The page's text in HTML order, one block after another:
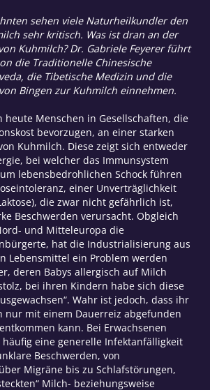
sehen viele Naturheilkundler den
sehr kritisch. Was ist dran an der
Kuhmilch? Dr. Gabriele Feyerer führt
die Traditionelle Chinesische
die Tibetische Medizin und die
Bingen zur Kuhmilch einnehmen.
heute Menschen in Gesellschaften, die
bevorzugen, an einer starken
Kuhmilch. Diese zeigt sich entweder
bei welcher das Immunsystem
lebensbedrohlichen Schock führen
einer Unverträglichkeit
die zwar nicht gefährlich ist,
Beschwerden verursacht. Obgleich
und Mitteleuropa die
hat die Industrialisierung aus
Lebensmittel ein Problem werden
deren Babys allergisch auf Milch
bei ihren Kindern habe sich diese
Wahr ist jedoch, dass ihr
nur mit einem Dauerreiz abgefunden
kann. Bei Erwachsenen
eine generelle Infektanfälligkeit
Beschwerden, von
Migräne bis zu Schlafstörungen,
Milch- beziehungsweise